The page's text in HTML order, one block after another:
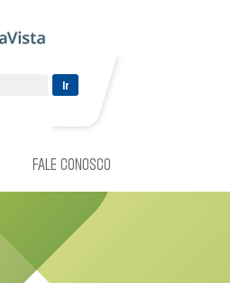
Ir
FALE CONOSCO